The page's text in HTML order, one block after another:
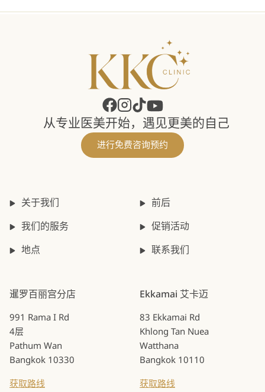
从专业医美开始，遇见更美的自己
进行免费咨询预约
关于我们
我们的服务
地点
前后
促销活动
联系我们
暹罗百丽宫分店
991 Rama I Rd
4层
Pathum Wan
Bangkok 10330
获取路线
Ekkamai 艾卡迈
83 Ekkamai Rd
Khlong Tan Nuea
Watthana
Bangkok 10110
获取路线